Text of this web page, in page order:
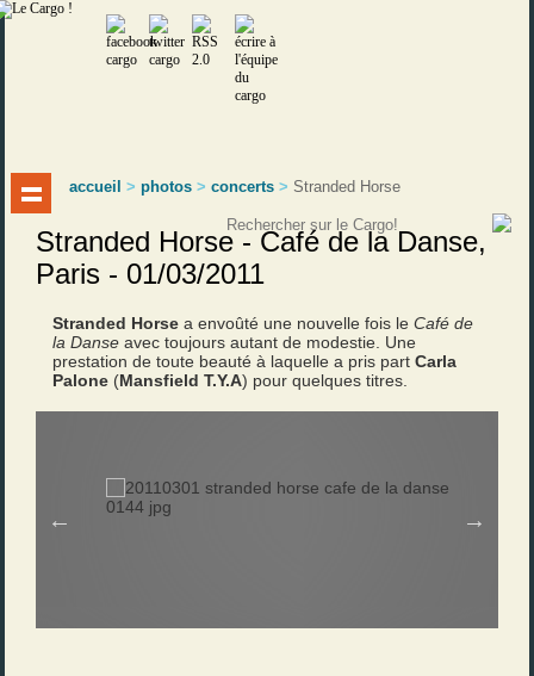
accueil >photos >concerts >Stranded Horse
Stranded Horse - Café de la Danse,
Paris - 01/03/2011
Stranded Horse a envoûté une nouvelle fois leCafé de
la Danse avec toujours autant de modestie. Une
prestation de toute beauté à laquelle a pris partCarla
Palone (Mansfield T.Y.A) pour quelques titres.